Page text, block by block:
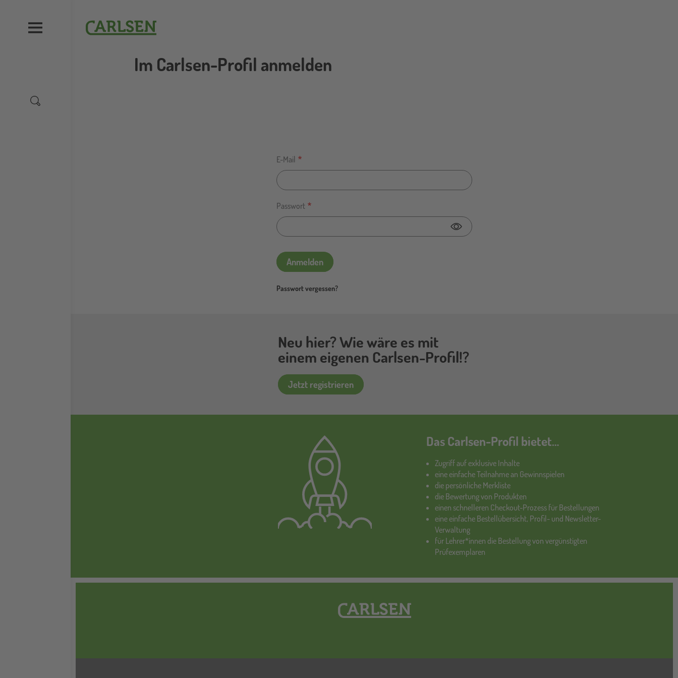
Carlsen
Im Carlsen-Profil anmelden
E-Mail
Passwort
Passwort anzeigen
Anmelden
Passwort vergessen?
Neu hier? Wie wäre es mit
einem eigenen Carlsen-Profil!?
Jetzt registrieren
Das Carlsen-Profil bietet…
Zugriff auf exklusive Inhalte
eine einfache Teilnahme an Gewinnspielen
die persönliche Merkliste
die Bewertung von Produkten
einen schnelleren Checkout-Prozess für Bestellungen
eine einfache Bestellübersicht, Profil- und Newsletter-
Verwaltung
für Lehrer*innen die Bestellung von vergünstigten
Prüfexemplaren